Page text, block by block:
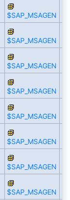
$SAP_MSAGEN
$SAP_MSAGEN
$SAP_MSAGEN
$SAP_MSAGEN
$SAP_MSAGEN
$SAP_MSAGEN
$SAP_MSAGEN
$SAP_MSAGEN